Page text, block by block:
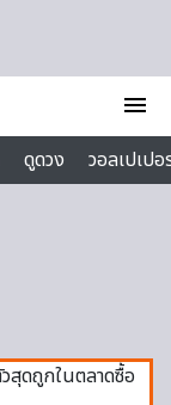
menu
ดูดวง
วอลเปเป